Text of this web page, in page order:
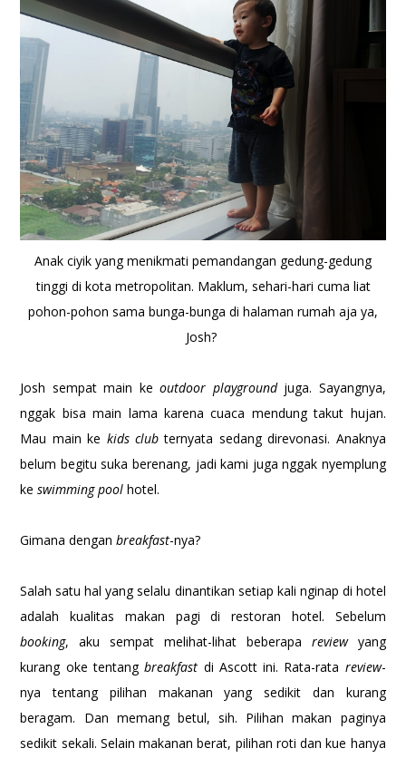
Anak ciyik yang menikmati pemandangan gedung-gedung
tinggi di kota metropolitan. Maklum, sehari-hari cuma liat
pohon-pohon sama bunga-bunga di halaman rumah aja ya,
Josh?
Josh sempat main keoutdoor playground juga. Sayangnya,
nggak bisa main lama karena cuaca mendung takut hujan.
Mau main ke kids club ternyata sedang direvonasi. Anaknya
belum begitu suka berenang, jadi kami juga nggak nyemplung
keswimming poolhotel.
Gimana denganbreakfast-nya?
Salah satu hal yang selalu dinantikan setiap kali nginap di hotel
adalah kualitas makan pagi di restoran hotel. Sebelum
booking, aku sempat melihat-lihat beberapa review yang
kurang oke tentangbreakfast di Ascott ini. Rata-rata review-
nya tentang pilihan makanan yang sedikit dan kurang
beragam. Dan memang betul, sih. Pilihan makan paginya
sedikit sekali. Selain makanan berat, pilihan roti dan kue hanya